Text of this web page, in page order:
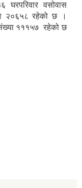
घरपरिवार वसोवास
२०६५८ रहेको छ ।
१११५७ रहेको छ